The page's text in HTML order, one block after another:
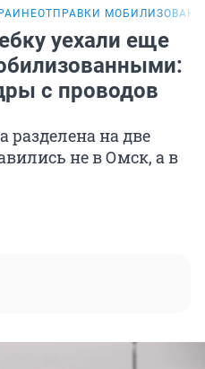
ОТПРАВКИ
уехали еще
с проводов
разделена на две
не в Омск, а в